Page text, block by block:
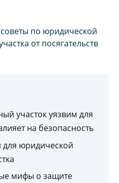
участок уязвим для
на безопасность
юридической
мифы о защите